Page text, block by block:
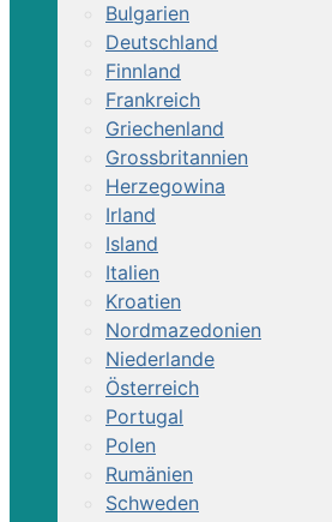
Bulgarien
Deutschland
Finnland
Frankreich
Griechenland
Grossbritannien
Herzegowina
Irland
Island
Italien
Kroatien
Nordmazedonien
Niederlande
Österreich
Portugal
Polen
Rumänien
Schweden